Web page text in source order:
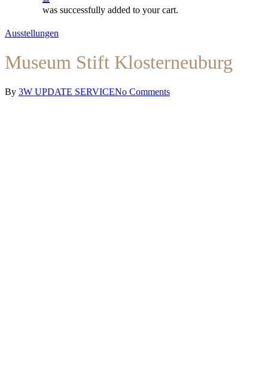
was successfully added to your cart.
Ausstellungen
Museum Stift Klosterneuburg
By 3W UPDATE SERVICENo Comments